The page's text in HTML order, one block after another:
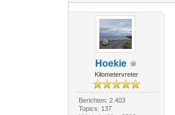
Hoekie
Kilometervreter
Berichten: 2.403
Topics: 137